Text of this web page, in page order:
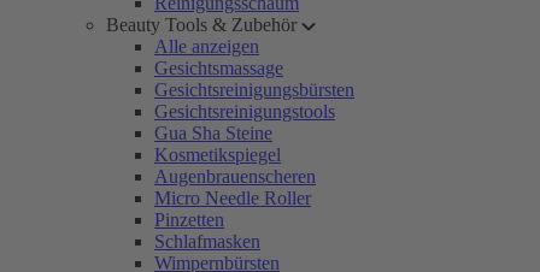
Beauty Tools & Zubehör
Alle anzeigen
Gesichtsmassage
Gesichtsreinigungsbürsten
Gesichtsreinigungstools
Gua Sha Steine
Kosmetikspiegel
Augenbrauenscheren
Micro Needle Roller
Pinzetten
Schlafmasken
Wimpernbürsten